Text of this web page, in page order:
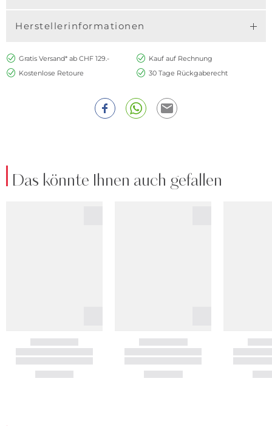
Herstellerinformationen
Gratis Versand* ab CHF 129.-
Kauf auf Rechnung
Kostenlose Retoure
30 Tage Rückgaberecht
Das könnte Ihnen auch gefallen